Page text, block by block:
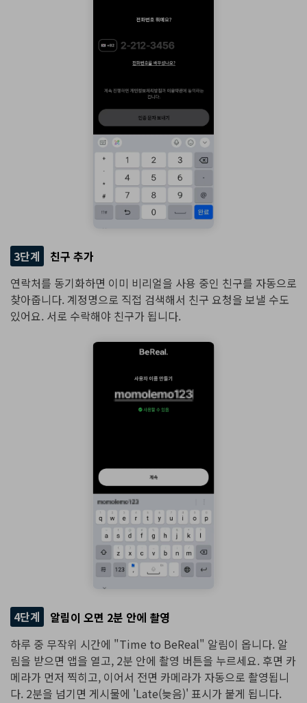
3단계
친구 추가
연락처를 동기화하면 이미 비리얼을 사용 중인 친구를 자동으로
찾아줍니다. 계정명으로 직접 검색해서 친구 요청을 보낼 수도
있어요. 서로 수락해야 친구가 됩니다.
4단계
알림이 오면 2분 안에 촬영
하루 중 무작위 시간에 "Time to BeReal" 알림이 옵니다. 알
림을 받으면 앱을 열고, 2분 안에 촬영 버튼을 누르세요. 후면 카
메라가 먼저 찍히고, 이어서 전면 카메라가 자동으로 촬영됩니
다. 2분을 넘기면 게시물에 'Late(늦음)' 표시가 붙게 됩니다.